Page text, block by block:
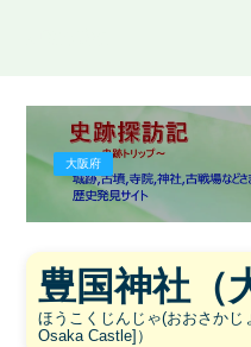
大阪府
豊国神社（
ほうこくじんじゃ(おおさか
Osaka Castle]）